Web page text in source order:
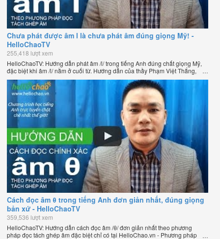
Chưa phát được âm l là chưa phát âm đúng giọng Mỹ! -
HelloChaoTV
255,418 lượt xem
HelloChaoTV: Hướng dẫn phát âm /l/ trong tiếng Anh đúng chất giọng Mỹ,
đặc biệt khi âm /l/ nằm ở cuối từ. Hướng dẫn của thầy Phạm Việt Thắng,
đồng sáng lập HelloChao.vn - Chương trình dạy tiếng Anh trực tuyến chặt
chẽ nhất thế giới.
Cách đọc âm θ trong tiếng Anh đơn giản nhất, đúng giọng
bản xứ - HelloChaoTV
359,536 lượt xem
HelloChaoTV: Hướng dẫn cách đọc âm /θ/ đơn giản nhất theo phương
pháp đọc tách ghép âm đặc biệt chỉ có tại HelloChao.vn - Phương pháp